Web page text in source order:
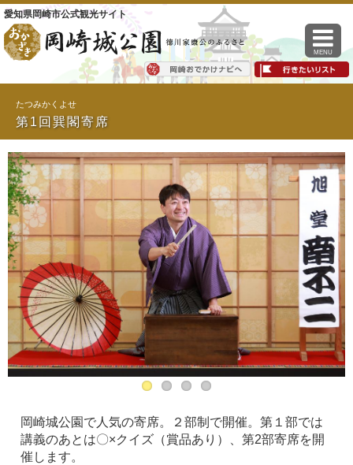
愛知県岡崎市公式観光サイト
MENU
たつみかくよせ
第1回巽閣寄席
岡崎城公園で人気の寄席。２部制で開催。第１部では
講義のあとは〇×クイズ（賞品あり）、第2部寄席を開
催します。